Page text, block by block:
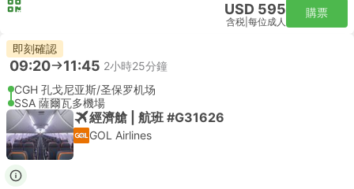
USD 595
含税 每位成人
購票
即刻確認
09:20 11:45 2小時25分鐘
CGH 孔戈尼亚斯/圣保罗机场
SSA 薩爾瓦多機場
經濟艙 | 航班 #G31626
GOL Airlines